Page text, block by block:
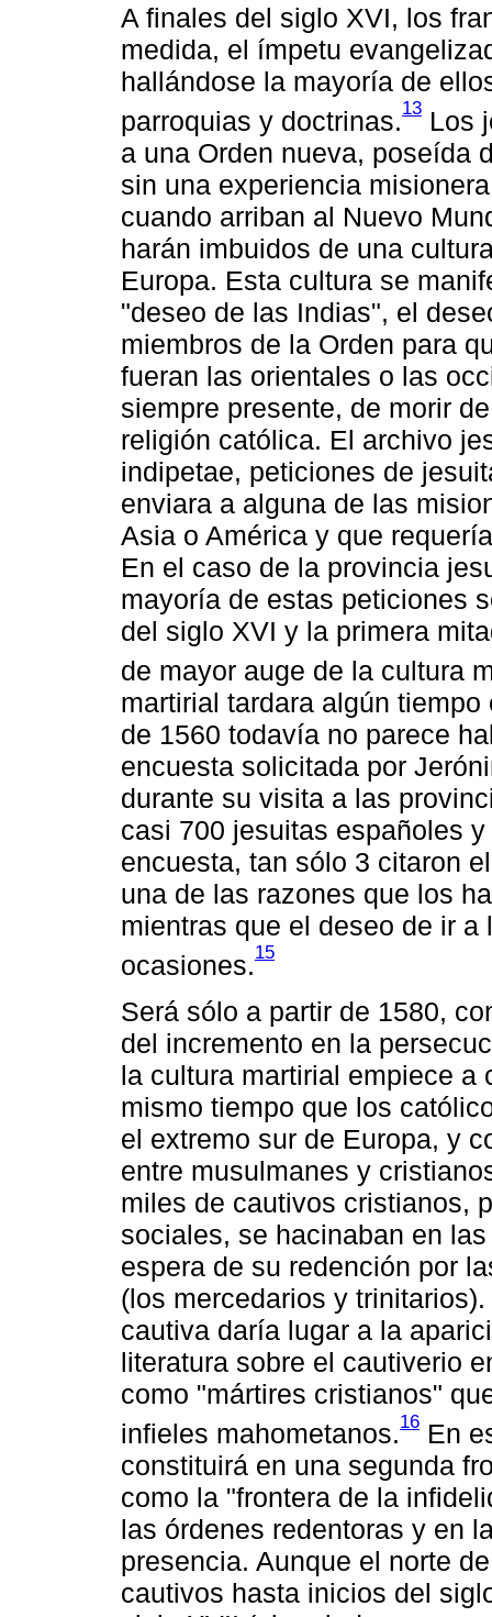
A finales del siglo XVI, los
medida, el ímpetu
hallándose la mayoría de
parroquias y doctrinas.13 Los
a una Orden nueva, poseída
sin una experiencia
cuando arriban al Nuevo
harán imbuidos de una
Europa. Esta cultura se
"deseo de las Indias", el
miembros de la Orden para
fueran las orientales o las
siempre presente, de morir
religión católica. El archivo
indipetae, peticiones de
enviara a alguna de las
Asia o América y que
En el caso de la provincia
mayoría de estas peticiones
del siglo XVI y la primera
de mayor auge de la cultura
martirial tardara algún
de 1560 todavía no parece
encuesta solicitada por
durante su visita a las
casi 700 jesuitas españoles
encuesta, tan sólo 3 citaron
una de las razones que los
mientras que el deseo de ir
ocasiones.15
Será sólo a partir de 1580,
del incremento en la
la cultura martirial empiece a
mismo tiempo que los
el extremo sur de Europa, y
entre musulmanes y
miles de cautivos cristianos,
sociales, se hacinaban en
espera de su redención por
(los mercedarios y
cautiva daría lugar a la
literatura sobre el cautiverio
como "mártires cristianos"
infieles mahometanos.16 En
constituirá en una segunda
como la "frontera de la
las órdenes redentoras y en
presencia. Aunque el norte
cautivos hasta inicios del